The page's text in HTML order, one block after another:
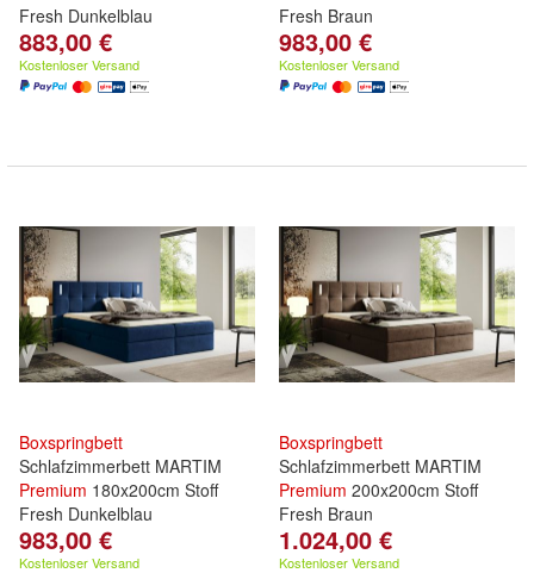
Fresh Dunkelblau
883,00 €
Kostenloser Versand
Fresh Braun
983,00 €
Kostenloser Versand
Boxspringbett
Schlafzimmerbett MARTIM
Premium 180x200cm Stoff
Fresh Dunkelblau
983,00 €
Kostenloser Versand
Boxspringbett
Schlafzimmerbett MARTIM
Premium 200x200cm Stoff
Fresh Braun
1.024,00 €
Kostenloser Versand